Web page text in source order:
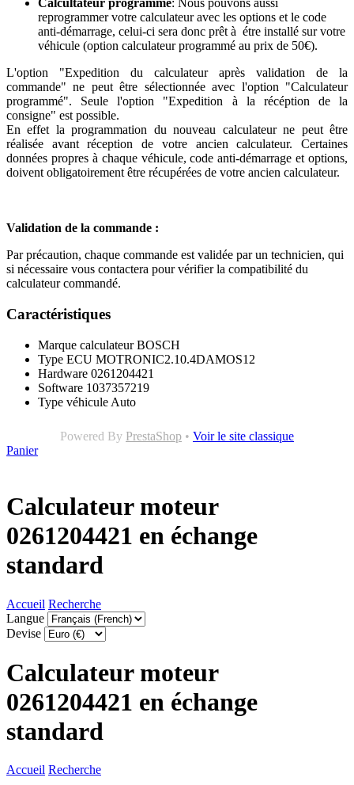
Calcultateur programmé: Nous pouvons aussi
reprogrammer votre calculateur avec les options et le code
anti-démarrage, celui-ci sera donc prêt à étre installé sur votre
véhicule (option calculateur programmé au prix de 50€).
L'option "Expedition du calculateur après validation de la
commande" ne peut être sélectionnée avec l'option "Calculateur
programmé". Seule l'option "Expedition à la récéption de la
consigne" est possible.
En effet la programmation du nouveau calculateur ne peut être
réalisée avant réception de votre ancien calculateur. Certaines
données propres à chaque véhicule, code anti-démarrage et options,
doivent obligatoirement être récupérées de votre ancien calculateur.
Validation de la commande :
Par précaution, chaque commande est validée par un technicien, qui
si nécessaire vous contactera pour vérifier la compatibilité du
calculateur commandé.
Caractéristiques
Marque calculateur BOSCH
Type ECU MOTRONIC2.10.4DAMOS12
Hardware 0261204421
Software 1037357219
Type véhicule Auto
Powered By PrestaShop • Voir le site classique
Panier
Calculateur moteur
0261204421 en échange
standard
Accueil Recherche
Langue
Devise
Calculateur moteur
0261204421 en échange
standard
Accueil Recherche